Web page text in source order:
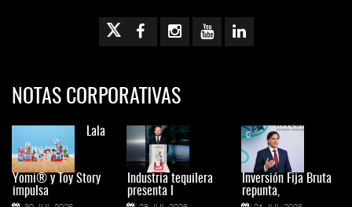
NOTAS CORPORATIVAS
Lala
Yomi® y Toy Story
impulsa
Industria tequilera
presenta l
Inversión Fija Bruta
repunta,